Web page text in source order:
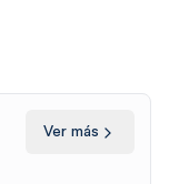
Ver más